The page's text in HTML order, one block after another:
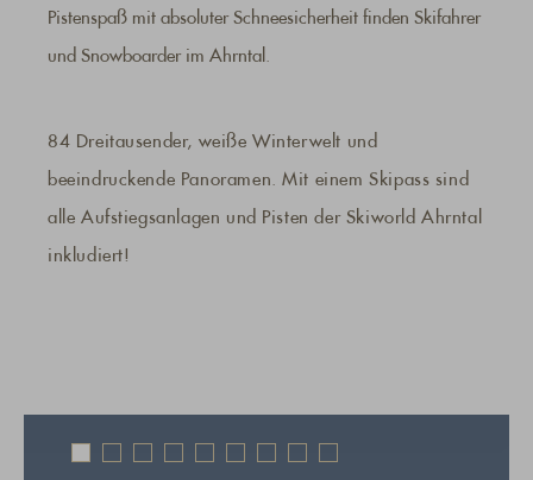
Pistenspaß mit absoluter Schneesicherheit finden Skifahrer
und Snowboarder im Ahrntal.
84 Dreitausender, weiße Winterwelt und
beeindruckende Panoramen. Mit einem Skipass sind
alle Aufstiegsanlagen und Pisten der Skiworld Ahrntal
inkludiert!